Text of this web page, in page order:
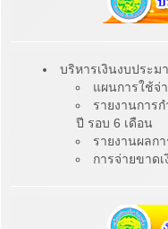
บริหารเงินงบประม
แผนการใช้จ่
รายงานการ
ปี รอบ 6 เดือน
รายงานผลก
การจ่ายขาด